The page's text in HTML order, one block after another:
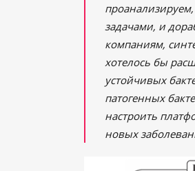
задачами, и
компаниям,
хотелось бы
устойчивых
патогенных
настроить
новых